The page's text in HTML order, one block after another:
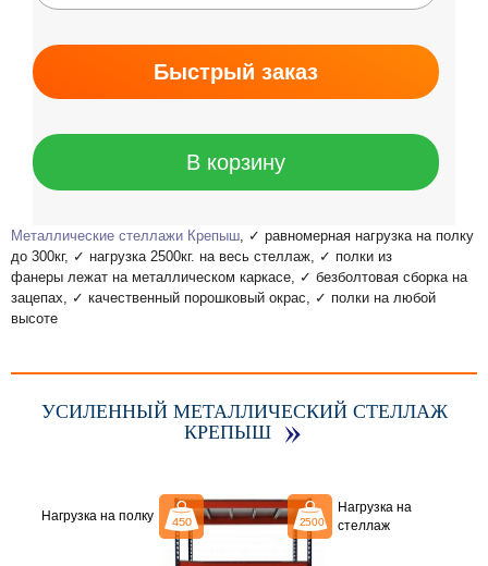
Быстрый заказ
В корзину
Металлические стеллажи Крепыш, ✓ равномерная нагрузка на полку
до 300кг, ✓ нагрузка 2500кг. на весь стеллаж, ✓ полки из
фанеры лежат на металлическом каркасе, ✓ безболтовая сборка на
зацепах, ✓ качественный порошковый окрас, ✓ полки на любой
высоте
УСИЛЕННЫЙ МЕТАЛЛИЧЕСКИЙ СТЕЛЛАЖ
КРЕПЫШ
Нагрузка на полку
Нагрузка на
стеллаж